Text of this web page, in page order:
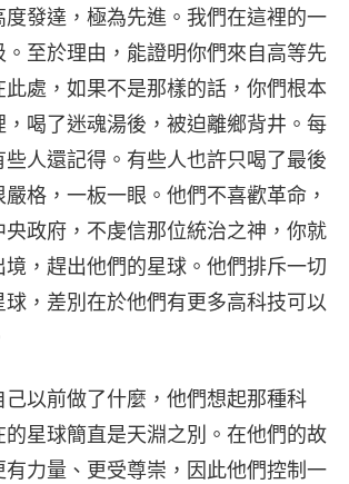
發達，極為先進。我們在這裡的一
至於理由，能證明你們來自高等先
處，如果不是那樣的話，你們根本
喝了迷魂湯後，被迫離鄉背井。每
人還記得。有些人也許只喝了最後
格，一板一眼。他們不喜歡革命，
政府，不虔信那位統治之神，你就
，趕出他們的星球。他們排斥一切
，差別在於他們有更多高科技可以
以前做了什麼，他們想起那種科
星球簡直是天淵之別。在他們的故
力量、更受尊崇，因此他們控制一